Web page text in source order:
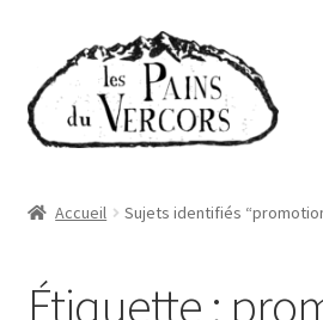
la
navigation
contenu
Abonnements
Accueil Sujets identifiés
Étiquette :